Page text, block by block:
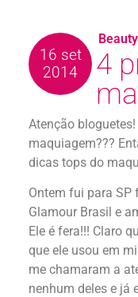
16 set
2014
4
Atenção
maquiagem???
dicas tops do
Ontem fui para
Glamour Brasil e
Ele é fera!!! Claro
que ele usou em
me chamaram a
nenhum deles e já
Beauty